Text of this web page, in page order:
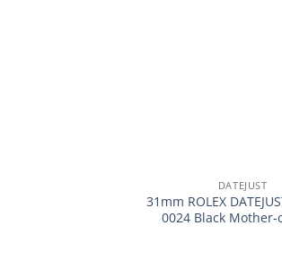
DATEJUST
31mm ROLEX
0024 Black Mother-